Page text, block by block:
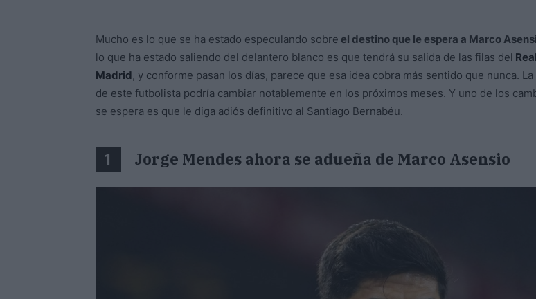
Mucho es lo que se ha estado especulando sobre el destino que le espera a Marco
lo que ha estado saliendo del delantero blanco es que tendrá su salida de las filas del Real
Madrid, y conforme pasan los días, parece que esa idea cobra más sentido que nunca.
de este futbolista podría cambiar notablemente en los próximos meses. Y uno de los
se espera es que le diga adiós definitivo al Santiago Bernabéu.
1 Jorge Mendes ahora se adueña de Marco Asensio